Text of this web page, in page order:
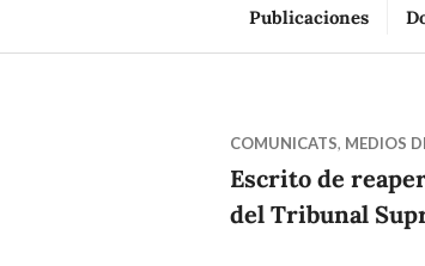
Publicaciones
COMUNICATS, MEDIOS
Escrito de
del Tribunal